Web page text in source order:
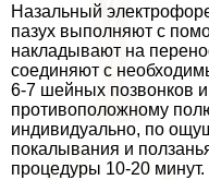
Назальный
пазух выполняют с
накладывают на
соединяют с
6-7 шейных позвонков
противоположному
индивидуально, по
покалывания и
процедуры 10-20